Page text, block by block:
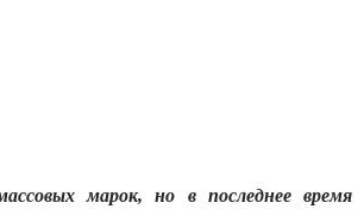
марок, но в последнее время